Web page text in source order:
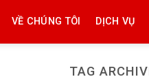
VỀ CHÚNG TÔI DỊCH VỤ
TAG